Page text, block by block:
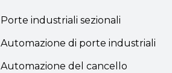
Porte industriali sezionali
Automazione di porte industriali
Automazione del cancello